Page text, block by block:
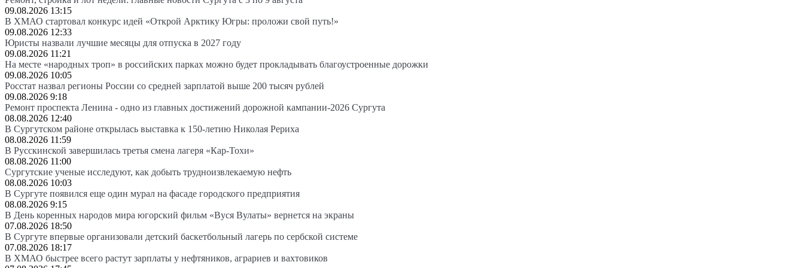
09.08.2026 13:15
В ХМАО стартовал конкурс идей «Открой Арктику Югры: проложи свой путь!»
09.08.2026 12:33
Юристы назвали лучшие месяцы для отпуска в 2027 году
09.08.2026 11:21
На месте «народных троп» в российских парках можно будет прокладывать благоустроенные дорожки
09.08.2026 10:05
Росстат назвал регионы России со средней зарплатой выше 200 тысяч рублей
09.08.2026 9:18
Ремонт проспекта Ленина - одно из главных достижений дорожной кампании-2026 Сургута
08.08.2026 12:40
В Сургутском районе открылась выставка к 150-летию Николая Рериха
08.08.2026 11:59
В Русскинской завершилась третья смена лагеря «Кар-Тохи»
08.08.2026 11:00
Сургутские ученые исследуют, как добыть трудноизвлекаемую нефть
08.08.2026 10:03
В Сургуте появился еще один мурал на фасаде городского предприятия
08.08.2026 9:15
В День коренных народов мира югорский фильм «Вуся Вулаты» вернется на экраны
07.08.2026 18:50
В Сургуте впервые организовали детский баскетбольный лагерь по сербской системе
07.08.2026 18:17
В ХМАО быстрее всего растут зарплаты у нефтяников, аграриев и вахтовиков